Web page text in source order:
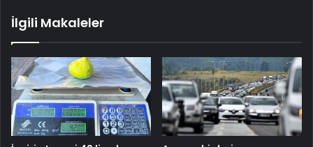
İlgili Makaleler